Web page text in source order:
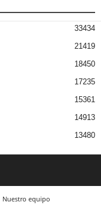
33434
21419
18450
17235
15361
14913
13480
Nuestro equipo